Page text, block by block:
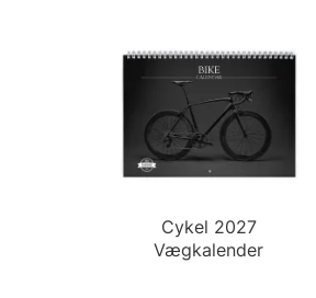
Cykel 2027
Vægkalender